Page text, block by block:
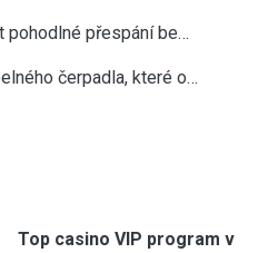
pohodlné přespání be…
čerpadla, které o…
Top casino VIP program v